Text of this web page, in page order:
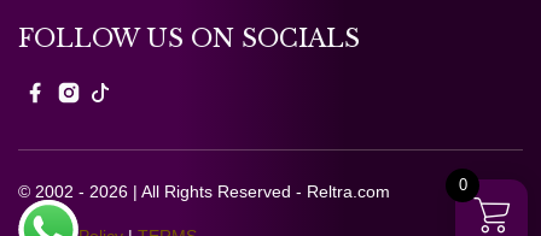
FOLLOW US ON SOCIALS
© 2002 - 2026 | All Rights Reserved - Reltra.com 0